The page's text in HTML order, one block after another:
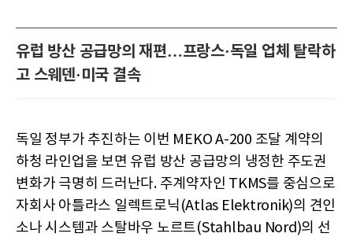
유럽 방산 공급망의 재편…프랑스·독일 업체 탈락하
고 스웨덴·미국 결속
독일 정부가 추진하는 이번 MEKO A-200 조달 계약의
하청 라인업을 보면 유럽 방산 공급망의 냉정한 주도권
변화가 극명히 드러난다. 주계약자인 TKMS를 중심으로
자회사 아틀라스 일렉트로닉(Atlas Elektronik)의 견인
소나 시스템과 스탈바우 노르트(Stahlbau Nord)의 선